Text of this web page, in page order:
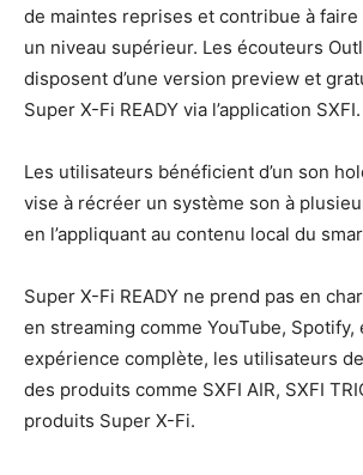
de maintes reprises et contribue à faire
un niveau supérieur. Les écouteurs
disposent d’une version preview et
Super X-Fi READY via l’application SXFI.
Les utilisateurs bénéficient d’un son
vise à récréer un système son à
en l’appliquant au contenu local du
Super X-Fi READY ne prend pas en
en streaming comme YouTube, Spotify,
expérience complète, les utilisateurs
des produits comme SXFI AIR, SXFI
produits Super X-Fi.